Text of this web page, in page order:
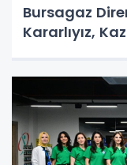
Bursagaz
Kararlıyız,